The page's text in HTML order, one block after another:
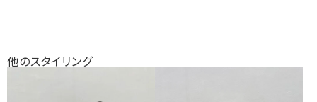
他のスタイリング